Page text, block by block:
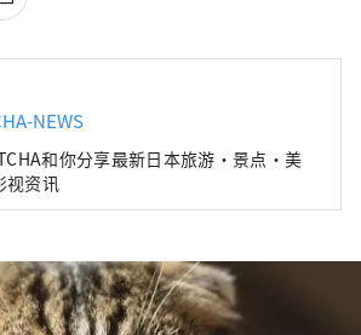
NEWS
和你分享最新日本旅游・景点・美
视资讯